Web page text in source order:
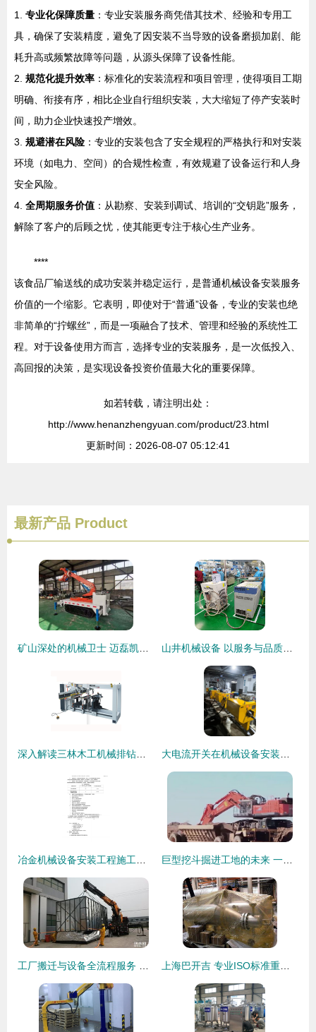
1. 专业化保障质量 ：专业安装服务商凭借其技术、经验和专用工
具，确保了安装精度，避免了因安装不当导致的设备磨损加剧、能
耗升高或频繁故障等问题，从源头保障了设备性能。
2. 规范化提升效率 ：标准化的安装流程和项目管理，使得项目工期
明确、衔接有序，相比企业自行组织安装，大大缩短了停产安装时
间，助力企业快速投产增效。
3. 规避潜在风险 ：专业的安装包含了安全规程的严格执行和对安装
环境（如电力、空间）的合规性检查，有效规避了设备运行和人身
安全风险。
4. 全周期服务价值 ：从勘察、安装到调试、培训的“交钥匙”服务，
解除了客户的后顾之忧，使其能更专注于核心生产业务。
****
该食品厂输送线的成功安装并稳定运行，是普通机械设备安装服务
价值的一个缩影。它表明，即使对于“普通”设备，专业的安装也绝
非简单的“拧螺丝”，而是一项融合了技术、管理和经验的系统性工
程。对于设备使用方而言，选择专业的安装服务，是一次低投入、
高回报的决策，是实现设备投资价值最大化的重要保障。
如若转载，请注明出处：
http://www.henanzhengyuan.com/product/23.html
更新时间：2026-08-07 05:12:41
最新产品 Product